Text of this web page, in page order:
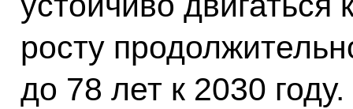
росту
до 78 лет к 2030